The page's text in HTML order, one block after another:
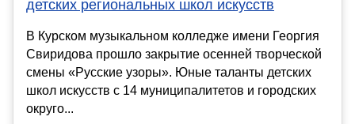
детских региональных школ искусств
В Курском музыкальном колледже имени Георгия
Свиридова прошло закрытие осенней творческой
смены «Русские узоры». Юные таланты детских
школ искусств с 14 муниципалитетов и городских
округо...